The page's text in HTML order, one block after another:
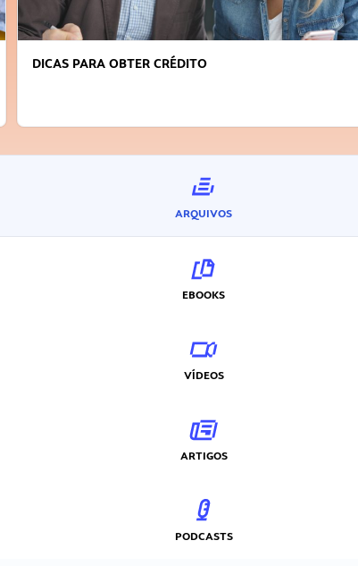
DICAS PARA OBTER CRÉDITO
ARQUIVOS
EBOOKS
VÍDEOS
ARTIGOS
PODCASTS